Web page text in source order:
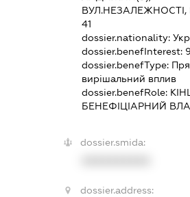
41
dossier.nationality:
dossier.benefInterest:
dossier.benefType:
вирішальний вплив
dossier.benefRole:
БЕНЕФІЦІАРНИЙ
dossier.smida:
dossier.address: